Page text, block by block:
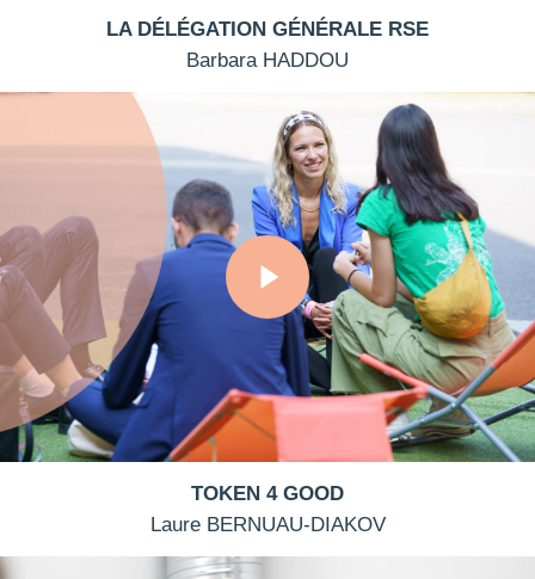
LA DÉLÉGATION GÉNÉRALE RSE
Barbara HADDOU
Play Video
TOKEN 4 GOOD
Laure BERNUAU-DIAKOV